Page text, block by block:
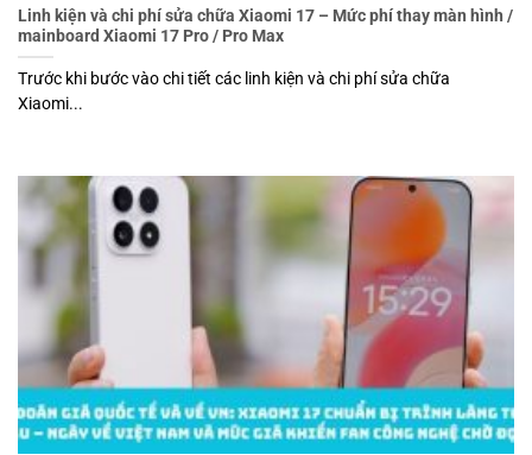
Linh kiện và chi phí sửa chữa Xiaomi 17 – Mức phí thay màn hình /
mainboard Xiaomi 17 Pro / Pro Max
Trước khi bước vào chi tiết các linh kiện và chi phí sửa chữa
Xiaomi...